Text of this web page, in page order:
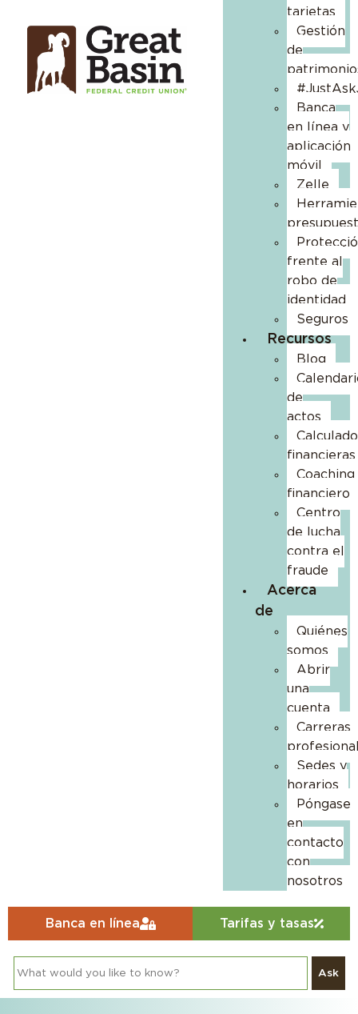
tarjetas
Gestión
de
Banca
en línea y
aplicación
móvil
Zelle
frente al
robo de
identidad
Seguros
Recursos
Blog
de
actos
financieras
Coaching
financiero
Centro
de lucha
contra el
fraude
Acerca
de
Quiénes
somos
Abrir
una
cuenta
Carreras
Sedes y
horarios
Póngase
en
contacto
con
nosotros
Banca en línea Tarifas y tasas
Ask